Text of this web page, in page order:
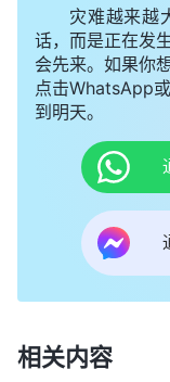
的所作所为太让
的是神在掌权、
中为了得到上层
带领面前点头哈
又是一副嘴脸，
人，甚至利用弟
他们的生命却不
方式，导致弟兄
心；当神把王弟
地争名夺利，满
灾难越来越
话，而是正在发
会先来。如果你
点击WhatsApp
到明天。
相关内容